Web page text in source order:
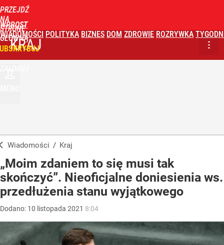
PRZEJDŹ
NA
STRONĘ
GŁÓWNĄ
WPROST
WIADOMOŚCI POLITYKA BIZNES DOM ZDROWIE ROZRYWKA
KRAJ
Wiadomości / Kraj
„Moim zdaniem to się musi tak
skończyć”. Nieoficjalne doniesienia ws.
przedłużenia stanu wyjątkowego
Dodano: 10 listopada 2021 8:04